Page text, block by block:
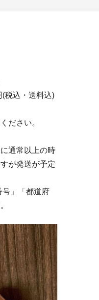
税込・送料込)
ださい。
通常以上の時
が発送が予定
」「都道府